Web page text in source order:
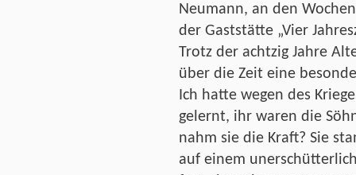
Neumann, an den
der Gaststätte „Vier
Trotz der achtzig Jahre
über die Zeit eine
Ich hatte wegen des
gelernt, ihr waren die
nahm sie die Kraft? Sie
auf einem